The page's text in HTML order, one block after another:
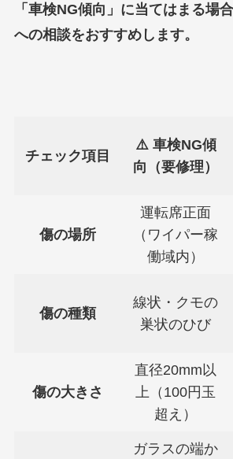
「車検NG傾向」に当てはまる場
への相談をおすすめします。
チェック項目
⚠️ 車検NG傾
向（要修理）
傷の場所
運転席正面
（ワイパー稼
働域内）
傷の種類
線状・クモの
巣状のひび
傷の大きさ
直径20mm以
上（100円玉
超え）
ガラスの端か